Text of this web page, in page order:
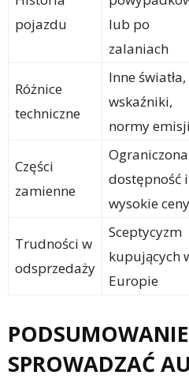
pojazdu
lub po
zalaniach
Różnice
techniczne
Inne światła,
wskaźniki,
normy emisji
Części
zamienne
Ograniczona
dostępność i
wysokie ceny
Trudności w
odsprzedaży
Sceptycyzm
kupujących
Europie
SPROWADZAĆ